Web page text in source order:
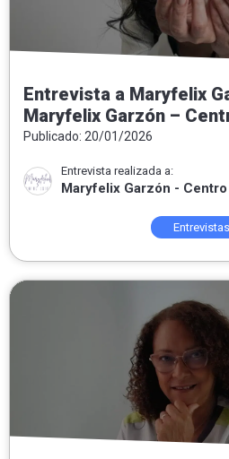
Entrevista a Maryfelix
Maryfelix Garzón –
Bienestar: «El acné no
Publicado: 20/01/2026
Entrevista realizada a:
Maryfelix Garzón -
Entrevistas